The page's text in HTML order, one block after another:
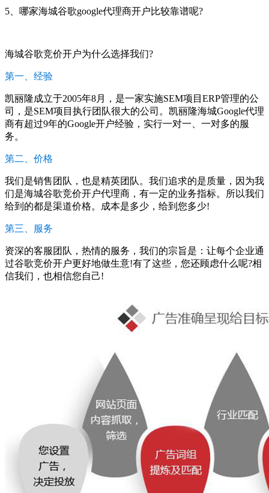
5、哪家海城谷歌google代理商开户比较靠谱呢?
海城谷歌竞价开户为什么选择我们?
第一、经验
凯丽隆成立于2005年8月，是一家实施SEM项目ERP管理的公
司，是SEM项目执行团队很大的公司。凯丽隆海城Google代理
商有超过9年的Google开户经验，实行一对一、一对多的服
务。
第二、价格
我们是销售团队，也是精英团队。我们追求的是质量，因为我
们是海城谷歌竞价开户代理商，有一定的业务指标。所以我们
给到的都是渠道价格。成本是多少，给到您多少!
第三、服务
资深的客服团队，热情的服务，我们的宗旨是：让每个企业通
过谷歌竞价开户更好地做生意!有了这些，您还顾虑什么呢?相
信我们，也相信您自己!